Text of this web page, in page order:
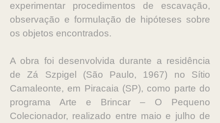
experimentar procedimentos de escavação,
observação e formulação de hipóteses sobre
os objetos encontrados.
A obra foi desenvolvida durante a residência
de Zá Szpigel (São Paulo, 1967) no Sítio
Camaleonte, em Piracaia (SP), como parte do
programa Arte e Brincar – O Pequeno
Colecionador, realizado entre maio e julho de